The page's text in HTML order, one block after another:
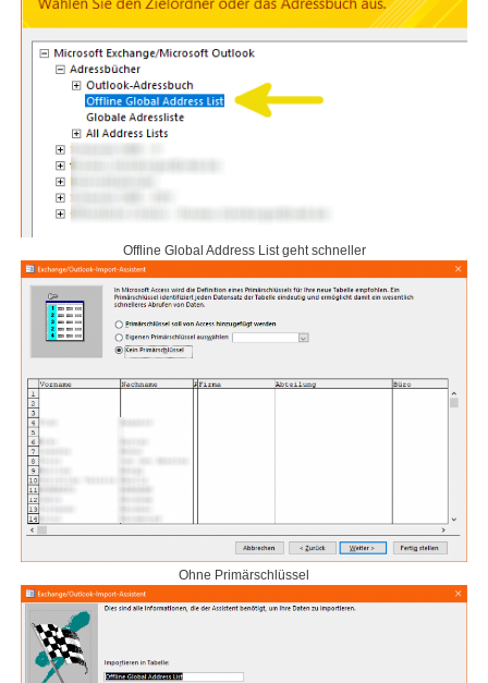
Offline Global Address List geht schneller
Ohne Primärschlüssel